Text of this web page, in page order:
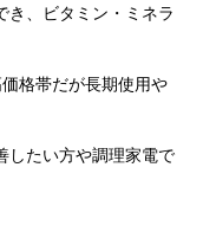
き、ビタミン・ミネラ
格帯だが長期使用や
したい方や調理家電で